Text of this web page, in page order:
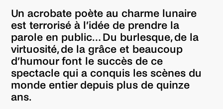
Un acrobate poète au charme lunaire
est terrorisé à l’idée de prendre la
parole en public… Du burlesque, de la
virtuosité, de la grâce et beaucoup
d’humour font le succès de ce
spectacle qui a conquis les scènes du
monde entier depuis plus de quinze
ans.